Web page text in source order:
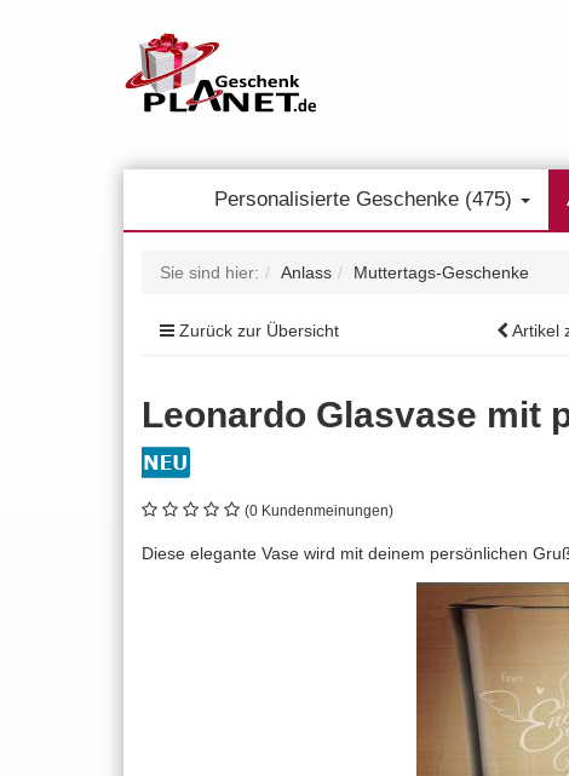
Personalisierte Geschenke (475)
Sie sind hier: Anlass Muttertags-Geschenke
Zurück zur Übersicht Artikel
Leonardo Glasvase mit
(0 Kundenmeinungen)
Diese elegante Vase wird mit deinem persönlichen